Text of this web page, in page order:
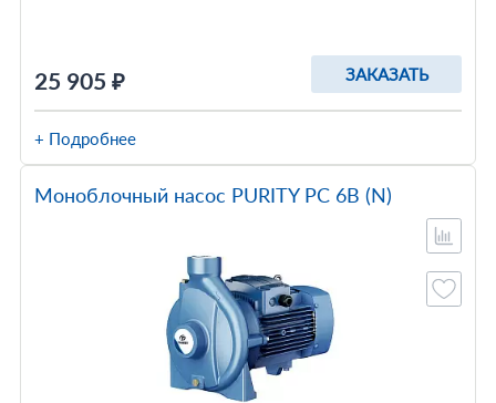
25 905 ₽ ЗАКАЗАТЬ
+ Подробнее
Моноблочный насос PURITY PC 6B (N)